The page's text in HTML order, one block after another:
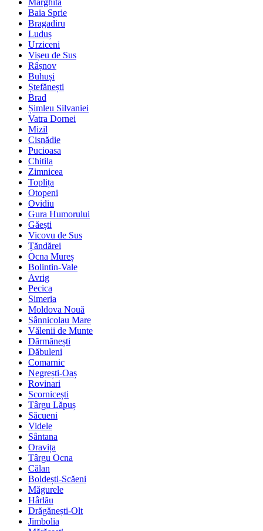
Marghita
Baia Sprie
Bragadiru
Luduș
Urziceni
Vișeu de Sus
Râșnov
Buhuși
Ștefănești
Brad
Șimleu Silvaniei
Vatra Dornei
Mizil
Cisnădie
Pucioasa
Chitila
Zimnicea
Toplița
Otopeni
Ovidiu
Gura Humorului
Găești
Vicovu de Sus
Țăndărei
Ocna Mureș
Bolintin-Vale
Avrig
Pecica
Simeria
Moldova Nouă
Sânnicolau Mare
Vălenii de Munte
Dărmănești
Dăbuleni
Comarnic
Negrești-Oaș
Rovinari
Scornicești
Târgu Lăpuș
Săcueni
Videle
Sântana
Oravița
Târgu Ocna
Călan
Boldești-Scăeni
Măgurele
Hârlău
Drăgănești-Olt
Jimbolia